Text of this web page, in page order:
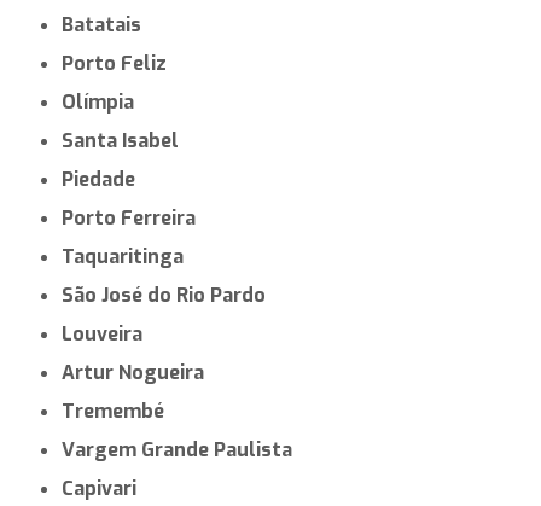
Batatais
Porto Feliz
Olímpia
Santa Isabel
Piedade
Porto Ferreira
Taquaritinga
São José do Rio Pardo
Louveira
Artur Nogueira
Tremembé
Vargem Grande Paulista
Capivari